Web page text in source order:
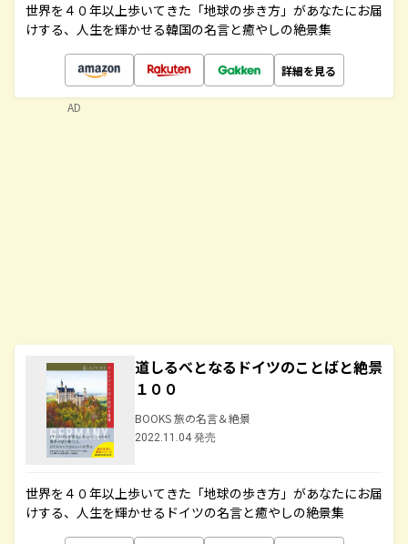
世界を４０年以上歩いてきた「地球の歩き方」があなたにお届
けする、人生を輝かせる韓国の名言と癒やしの絶景集
詳細を見る
道しるべとなるドイツのことばと絶景
１００
BOOKS 旅の名言＆絶景
2022.11.04 発売
世界を４０年以上歩いてきた「地球の歩き方」があなたにお届
けする、人生を輝かせるドイツの名言と癒やしの絶景集
AD